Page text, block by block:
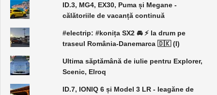
ID.3, MG4, EX30, Puma și Megane -
călătoriile de vacanță continuă
#electrip: #konița SX2 🚘 ⚡️ la drum pe
traseul România-Danemarca 🇩🇰 (I)
Ultima săptămână de iulie pentru Explorer,
Scenic, Elroq
ID.7, IONIQ 6 și Model 3 LR - leagăne de